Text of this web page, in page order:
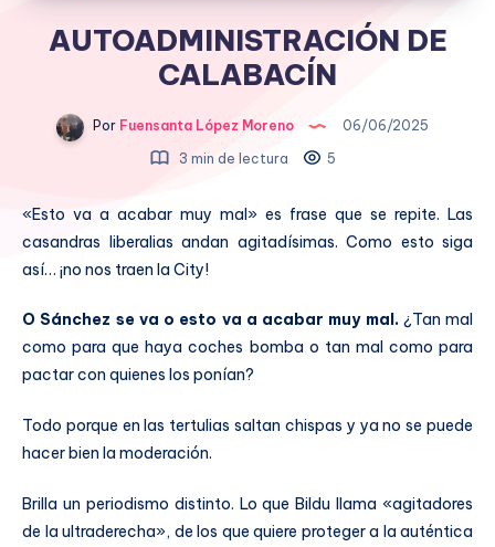
AUTOADMINISTRACIÓN DE
CALABACÍN
PorFuensanta López Moreno
06/06/2025
3 min de lectura
5
«Esto va a acabar muy mal» es frase que se repite. Las
casandras liberalias andan agitadísimas. Como esto siga
así… ¡no nos traen la City!
O Sánchez se va o esto va a acabar muy mal. ¿Tan mal
como para que haya coches bomba o tan mal como para
pactar con quienes los ponían?
Todo porque en las tertulias saltan chispas y ya no se puede
hacer bien la moderación.
Brilla un periodismo distinto. Lo que Bildu llama «agitadores
de la ultraderecha», de los que quiere proteger a la auténtica